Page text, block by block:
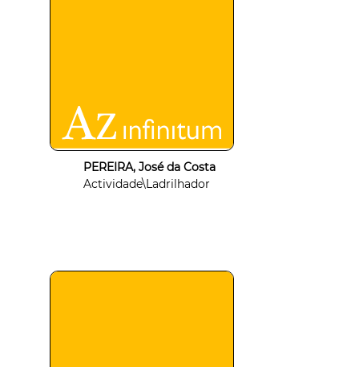
PEREIRA, José da Costa
Actividade\Ladrilhador